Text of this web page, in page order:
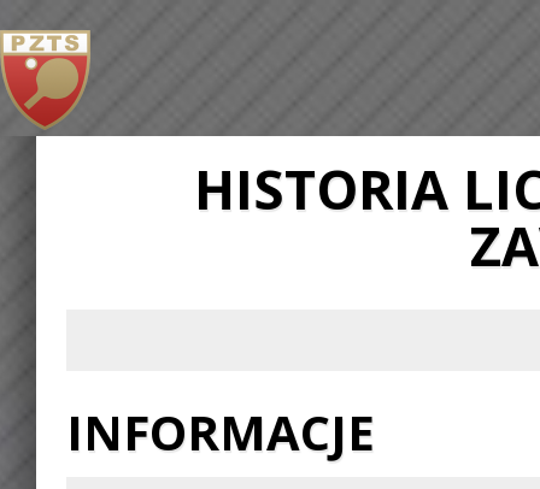
HISTORIA
INFORMACJE